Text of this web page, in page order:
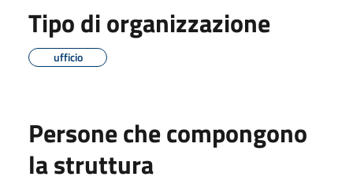
Tipo di organizzazione
ufficio
Persone che compongono
la struttura